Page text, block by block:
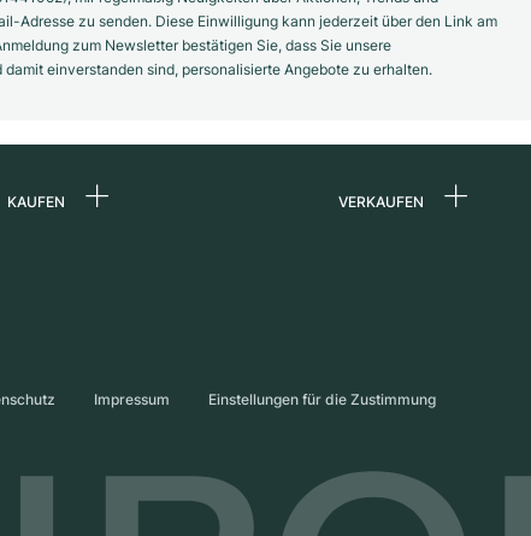
Adresse zu senden. Diese Einwilligung kann jederzeit über den Link am
zum Newsletter bestätigen Sie, dass Sie unsere
einverstanden sind, personalisierte Angebote zu erhalten.
KAUFEN VERKAUFEN
Impressum Einstellungen für die Zustimmung